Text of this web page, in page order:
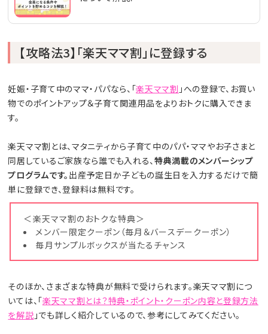
【攻略法3】「楽天ママ割」に登録する
妊娠・子育て中のママ・パパなら、「楽天ママ割 」への登録で、お買い
物でのポイントアップ＆子育て関連用品をよりおトクに購入できま
す。
楽天ママ割とは、マタニティから子育て中のパパ・ママやお子さまと
同居しているご家族なら誰でも入れる、特典満載のメンバーシップ
プログラムです。 出産予定日か子どもの誕生日を入力するだけで簡
単に登録でき、登録料は無料です。
＜楽天ママ割のおトクな特典＞
メンバー限定クーポン（毎月＆バースデークーポン）
毎月サンプルボックスが当たるチャンス
そのほか、さまざまな特典が無料で受けられます。楽天ママ割につ
いては、「楽天ママ割とは？特典・ポイント・クーポン内容と登録方法
を解説 」でも詳しく紹介しているので、参考にしてみてください。